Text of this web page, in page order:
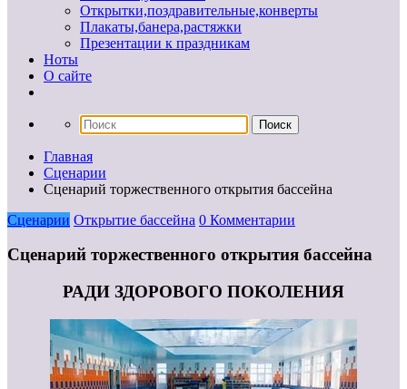
Открытки,поздравительные,конверты
Плакаты,банера,растяжки
Презентации к праздникам
Ноты
О сайте
Главная
Сценарии
Сценарий торжественного открытия бассейна
Сценарии Открытие бассейна 0 Комментарии
Сценарий торжественного открытия бассейна
РАДИ ЗДОРОВОГО ПОКОЛЕНИЯ